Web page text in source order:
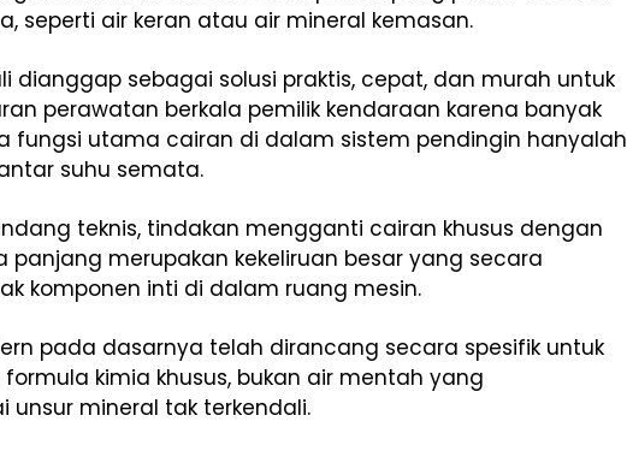
seperti air keran atau air mineral kemasan.
dianggap sebagai solusi praktis, cepat, dan murah untuk
perawatan berkala pemilik kendaraan karena banyak
fungsi utama cairan di dalam sistem pendingin hanyalah
suhu semata.
teknis, tindakan mengganti cairan khusus dengan
panjang merupakan kekeliruan besar yang secara
komponen inti di dalam ruang mesin.
pada dasarnya telah dirancang secara spesifik untuk
kimia khusus, bukan air mentah yang
mineral tak terkendali.